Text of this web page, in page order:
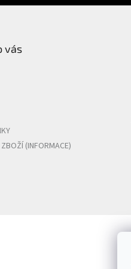
vás
(INFORMACE)